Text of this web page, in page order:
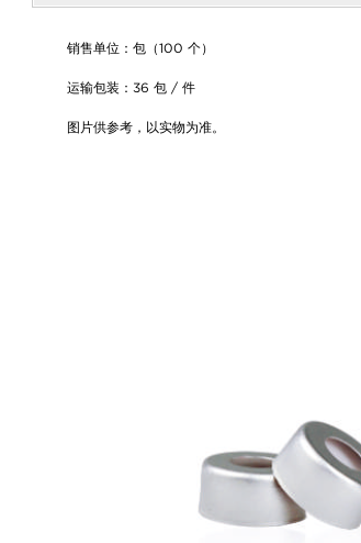
销售单位：包（100 个）
运输包装：36 包 / 件
图片供参考，以实物为准。